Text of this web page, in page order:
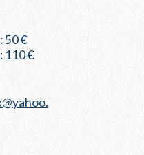
50 €
110 €